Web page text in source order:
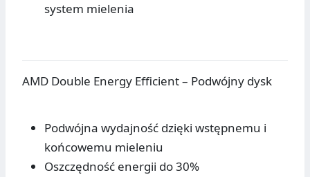
system mielenia
AMD Double Energy Efficient – Podwójny dysk
Podwójna wydajność dzięki wstępnemu i
końcowemu mieleniu
Oszczędność energii do 30%